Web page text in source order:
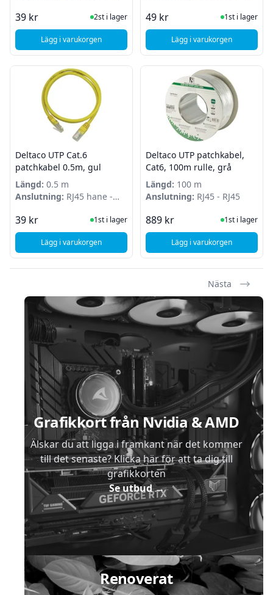
39 kr I Lager
2st i lager
Lägg i varukorgen, Deltaco U/UTP Cat6 patchkabel, LSZH - 0,3m - Blå
49 kr I Lager
1st i lager
Lägg i varukorgen, Deltaco UTP Cat.6
Deltaco UTP Cat.6
patchkabel 0.5m, gul
Längd: 0.5 m
Anslutning: RJ45 hane -
39 kr I Lager
1st i lager
Lägg i varukorgen, Deltaco UTP Cat.6 patchkabel 0.5m, gul
Deltaco UTP patchkabel,
Cat6, 100m rulle, grå
Längd: 100 m
Anslutning: RJ45 - RJ45
889 kr I Lager
1st i lager
Lägg i varukorgen
Nästa
Grafikkort från Nvidia & AMD
Älskar du att ligga i framkant när det kommer
till det senaste? Klicka här för att ta dig till
grafikkorten
Se utbud→
Renoverat